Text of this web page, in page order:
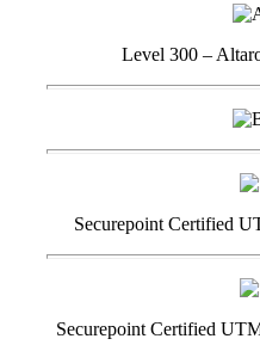
Level 300 –
Securepoint Certified
Securepoint Certified